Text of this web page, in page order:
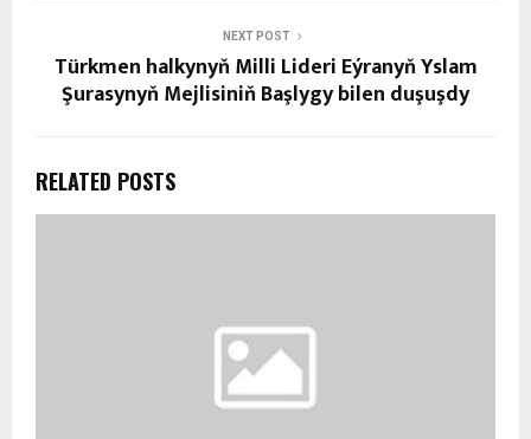
NEXT POST
Türkmen halkynyň Milli Lideri Eýranyň Yslam
Şurasynyň Mejlisiniň Başlygy bilen duşuşdy
RELATED POSTS